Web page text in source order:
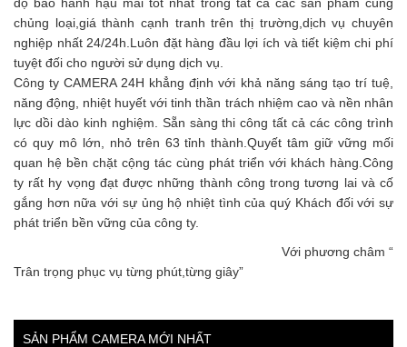
chủng loại,giá thành cạnh tranh trên thị trường,dịch vụ chuyên
nghiệp nhất 24/24h.Luôn đặt hàng đầu lợi ích và tiết kiệm chi phí
tuyệt đối cho người sử dụng dịch vụ.
Công ty CAMERA 24H khẳng định với khả năng sáng tạo trí tuệ,
năng động, nhiệt huyết với tinh thần trách nhiệm cao và nền nhân
lực dồi dào kinh nghiệm. Sẵn sàng thi công tất cả các công trình
có quy mô lớn, nhỏ trên 63 tỉnh thành.Quyết tâm giữ vững mối
quan hệ bền chặt cộng tác cùng phát triển với khách hàng.Công
ty rất hy vọng đạt được những thành công trong tương lai và cố
gắng hơn nữa với sự ủng hộ nhiệt tình của quý Khách đối với sự
phát triển bền vững của công ty.
Với phương châm “
Trân trọng phục vụ từng phút,từng giây”
SẢN PHẨM CAMERA MỚI NHẤT